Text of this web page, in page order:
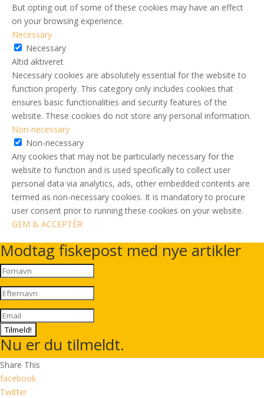
But opting out of some of these cookies may have an effect
on your browsing experience.
Necessary
Necessary
Altid aktiveret
Necessary cookies are absolutely essential for the website to
function properly. This category only includes cookies that
ensures basic functionalities and security features of the
website. These cookies do not store any personal information.
Non-necessary
Non-necessary
Any cookies that may not be particularly necessary for the
website to function and is used specifically to collect user
personal data via analytics, ads, other embedded contents are
termed as non-necessary cookies. It is mandatory to procure
user consent prior to running these cookies on your website.
GEM & ACCEPTÈR
Modtag fiskepost med nye artikler
Tilmeld!
Nu er du tilmeldt.
Share This
facebook
Twitter